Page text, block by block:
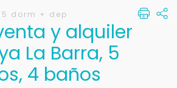
dorm + dep
y alquiler
La Barra, 5
4 baños